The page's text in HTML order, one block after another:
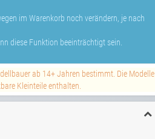
im Warenkorb noch verändern, je nach
diese Funktion beeinträchtigt sein.
ab 14+ Jahren bestimmt. Die Modelle
Kleinteile enthalten.